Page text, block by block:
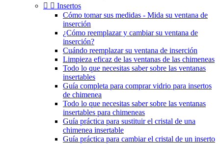
  Insertos
Cómo tomar sus medidas - Mida su ventana de
inserción
¿Cómo reemplazar y cambiar su ventana de
inserción?
Cuándo reemplazar su ventana de inserción
Limpieza eficaz de las ventanas de las chimeneas
Todo lo que necesitas saber sobre las ventanas
insertables
Guía completa para comprar vidrio para insertos
de chimenea
Todo lo que necesitas saber sobre las ventanas
insertables para chimeneas
Guía práctica para sustituir el cristal de una
chimenea insertable
Guía práctica para cambiar el cristal de un inserto